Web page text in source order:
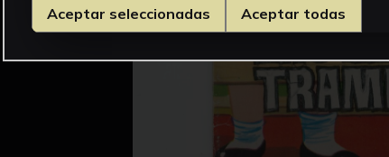
Aceptar seleccionadas Aceptar todas